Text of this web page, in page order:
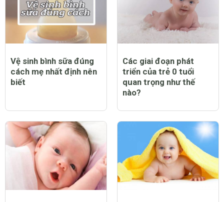
Vệ sinh bình sữa đúng
cách mẹ nhất định nên
biết
Các giai đoạn phát
triển của trẻ 0 tuổi
quan trọng như thế
nào?